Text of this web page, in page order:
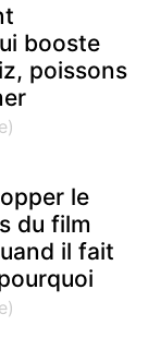
booste
poissons
le
du film
il fait